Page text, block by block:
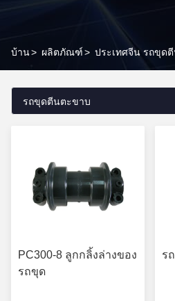
บ้าน> ผลิตภัณฑ์> ประเทศจีน รถขุด
รถขุดตีนตะขาบ
PC300-8 ลูกกลิ้งล่างของ
รถขุด
ร